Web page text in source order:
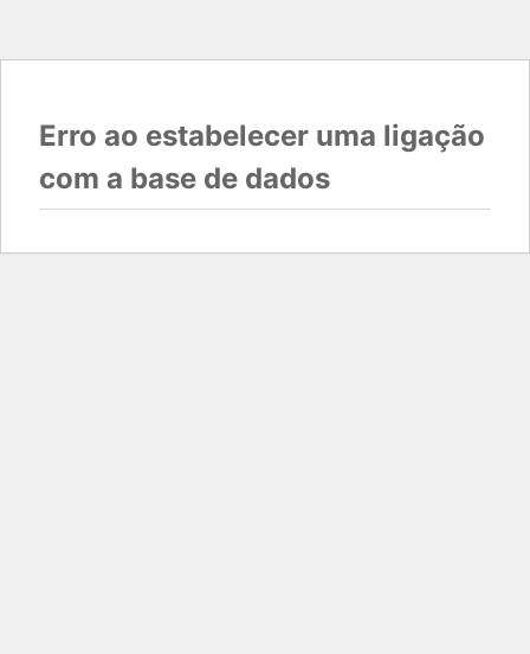
Erro ao estabelecer uma ligação
com a base de dados